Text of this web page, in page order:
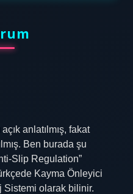
anlatılmış, fakat
Ben burada şu
Slip Regulation”
Kayma Önleyici
Sistemi olarak bilinir.